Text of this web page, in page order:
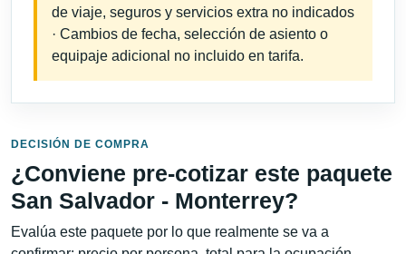
de viaje, seguros y servicios extra no indicados
· Cambios de fecha, selección de asiento o
equipaje adicional no incluido en tarifa.
DECISIÓN DE COMPRA
¿Conviene pre-cotizar este paquete
San Salvador - Monterrey?
Evalúa este paquete por lo que realmente se va a